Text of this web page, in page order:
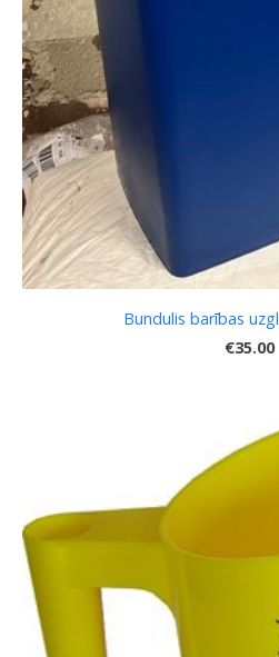
Bundulis barības
€35.00